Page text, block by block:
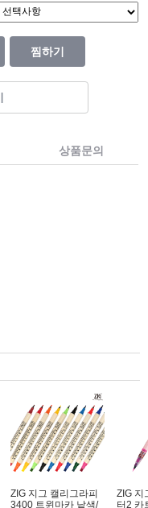
찜하기
상품문의
ZIG 지그 캘리그라피
3400 트윈마카 낱색/
ZIG 지
터2 카